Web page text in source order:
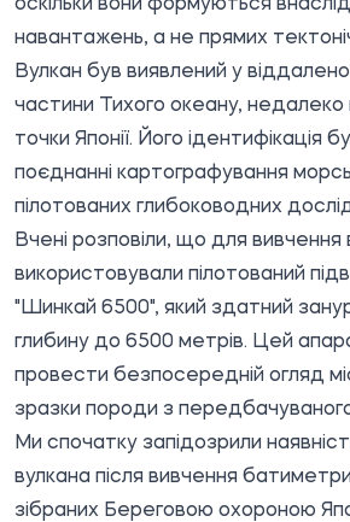
оскільки вони формуються
навантажень, а не прямих
Вулкан був виявлений у
частини Тихого океану, недалеко
точки Японії. Його ідентифікація
поєднанні картографування
пілотованих глибоководних
Вчені розповіли, що для вивчення
використовували пілотований
"Шинкай 6500", який здатний
глибину до 6500 метрів. Цей
провести безпосередній огляд
зразки породи з
Ми спочатку запідозрили
вулкана після вивчення
зібраних Береговою охороною